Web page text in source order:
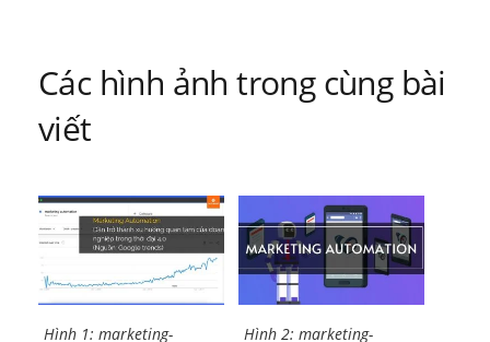
viết
Các hình ảnh trong cùng bài
viết
Hình 1: marketing-
Hình 2: marketing-